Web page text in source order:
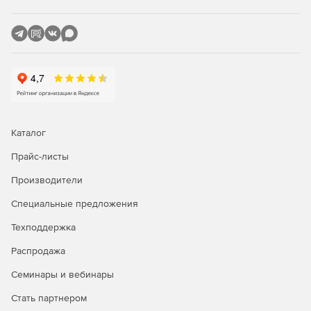
Являясь единственным средством фильтрации
приложение Burstek WebFilter ISA/TMG сочетает в себе
исключительную функциональность с предельной
Directory гарантирует тесную интеграцию программы с
проблем, связанных с несовместимостью приложений, а
большого количества параметров при добавлении или
удалении пользователя.
Своего рода фундаментом Burstek WebFilter ISA/TMG
List. В распоряжении администраторов оказывается
исчерпывающая база данных, в которой представлены
чем в 50 категорий. Патентованная технология отвечает
Каталог
Прайс-листы
Производители
Специальные предложения
Техподдержка
Распродажа
Семинары и вебинары
Стать партнером